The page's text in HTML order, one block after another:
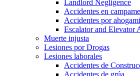
Landlord Negligence
Accidentes en
Accidentes por
Escalator and Elevator
Muerte injusta
Lesiones por Drogas
Lesiones laborales
Accidentes de
Accidentes de grúa